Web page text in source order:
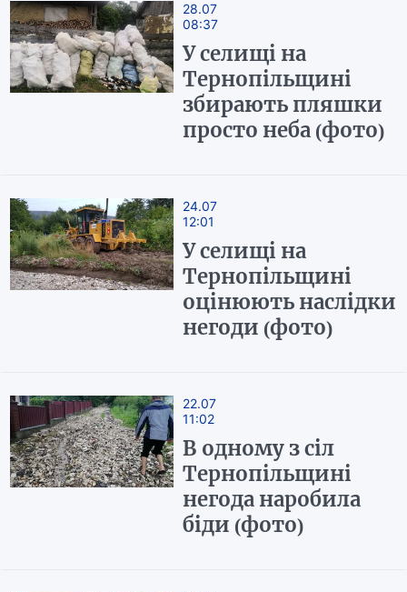
28.07
08:37
У селищі на
Тернопільщині
збирають пляшки
просто неба (фото)
24.07
12:01
У селищі на
Тернопільщині
оцінюють наслідки
негоди (фото)
22.07
11:02
В одному з сіл
Тернопільщині
негода наробила
біди (фото)